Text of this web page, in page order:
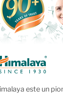
este un